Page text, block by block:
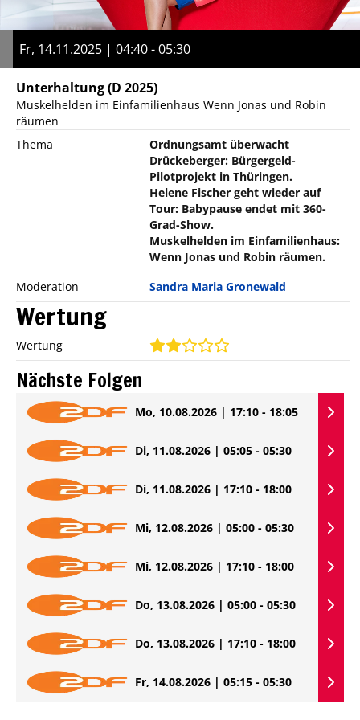
Fr, 14.11.2025 | 04:40 - 05:30
Unterhaltung(D 2025)
Muskelhelden im Einfamilienhaus Wenn Jonas und Robin
räumen
Thema
Ordnungsamt überwacht
Drückeberger: Bürgergeld-
Pilotprojekt in Thüringen.
Helene Fischer geht wieder auf
Tour: Babypause endet mit 360-
Grad-Show.
Muskelhelden im Einfamilienhaus:
Wenn Jonas und Robin räumen.
Moderation
Sandra Maria Gronewald
Wertung
Wertung
Nächste Folgen
Mo, 10.08.2026 | 17:10 - 18:05
Di, 11.08.2026 | 05:05 - 05:30
Di, 11.08.2026 | 17:10 - 18:00
Mi, 12.08.2026 | 05:00 - 05:30
Mi, 12.08.2026 | 17:10 - 18:00
Do, 13.08.2026 | 05:00 - 05:30
Do, 13.08.2026 | 17:10 - 18:00
Fr, 14.08.2026 | 05:15 - 05:30